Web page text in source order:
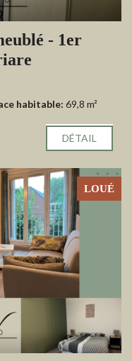
- 1er
habitable: 69,8 m²
DÉTAIL
LOUÉ